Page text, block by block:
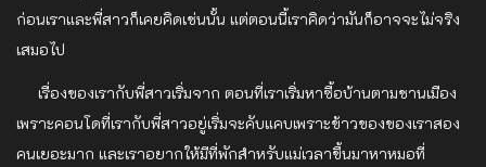
ก่อนเราและพี่สาวก็เคยคิดเช่นนั้น แต่ตอนนี้เราคิดว่ามันก็อาจจะไม่จริง
เสมอไป
เรื่องของเรากับพี่สาวเริ่มจาก ตอนที่เราเริ่มหาซื้อบ้านตามชานเมือง
เพราะคอนโดที่เรากับพี่สาวอยู่เริ่มจะคับแคบเพราะข้าวของของเราสอง
คนเยอะมาก และเราอยากให้มีที่พักสำหรับแม่เวลาขึ้นมาหาหมอที่